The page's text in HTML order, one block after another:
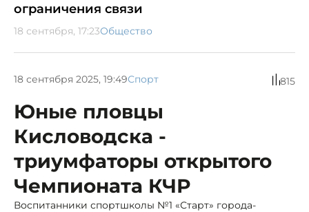
ограничения связи
18 сентября, 17:23Общество
18 сентября 2025, 19:49Спорт 815
Юные пловцы
Кисловодска -
триумфаторы открытого
Чемпионата КЧР
Воспитанники спортшколы №1 «Старт» города-